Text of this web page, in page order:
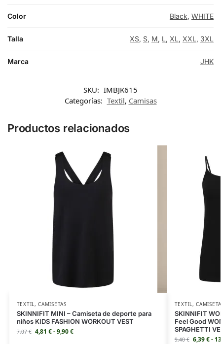
Color Black, WHITE
Talla XS, S, M, L, XL, XXL, 3XL
Marca JHK
SKU: IMBJK615
Categorías: Textil, Camisas
Productos relacionados
TEXTIL ,CAMISETAS
SKINNIFIT MINI – Camiseta de deporte para
niños KIDS FASHION WORKOUT VEST
7,07€ 4,81 €-9,90€
TEXTIL ,
SKINNIFIT
Feel Good
SPAGHETTI
9,40€ 6,39€-